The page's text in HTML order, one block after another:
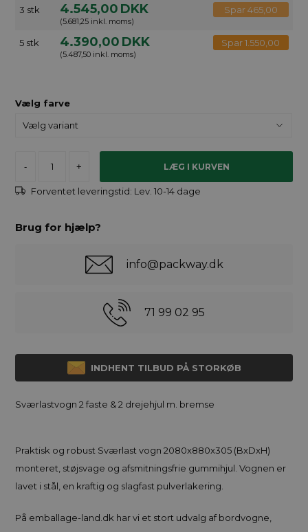
3 stk 4.545,00 DKK
(5.681,25 inkl. moms)
Spar 465,00
5 stk 4.390,00 DKK
(5.487,50 inkl. moms)
Spar 1.550,00
Vælg farve
- +
Forventet leveringstid: Lev. 10-14 dage
Brug for hjælp?
info@packway.dk
71 99 02 95
INDHENT TILBUD PÅ STORKØB
Sværlastvogn 2 faste & 2 drejehjul m. bremse
Praktisk og robust Sværlast vogn 2080x880x305 (BxDxH)
monteret, støjsvage og afsmitningsfrie gummihjul. Vognen er
lavet i stål, en kraftig og slagfast pulverlakering.
På emballage-land.dk har vi et stort udvalg af bordvogne,